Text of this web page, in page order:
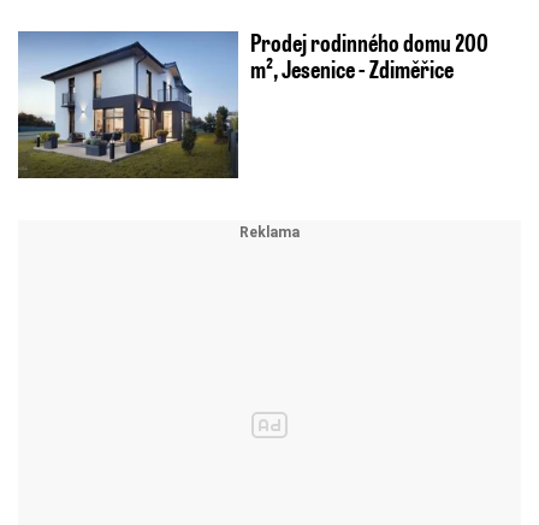
Prodej rodinného domu 200
m², Jesenice - Zdiměřice